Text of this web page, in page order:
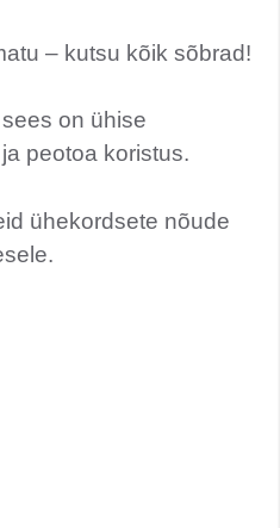
– kutsu kõik sõbrad!
on ühise
peotoa koristus.
ühekordsete nõude